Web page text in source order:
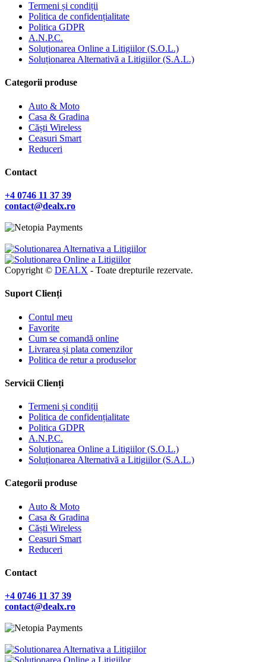
Termeni și condiții
Politica de confidențialitate
Politica GDPR
A.N.P.C.
Soluționarea Online a Litigiilor (S.O.L.)
Soluționarea Alternativă a Litigiilor (S.A.L.)
Categorii produse
Auto & Moto
Casa & Gradina
Căști Wireless
Ceasuri Smart
Reduceri
Contact
+4 0746 11 37 39
contact@dealx.ro
Copyright © DEALX - Toate drepturile rezervate.
Suport Clienți
Contul meu
Favorite
Cum se comandă online
Livrarea și plata comenzilor
Politica de retur a produselor
Servicii Clienți
Termeni și condiții
Politica de confidențialitate
Politica GDPR
A.N.P.C.
Soluționarea Online a Litigiilor (S.O.L.)
Soluționarea Alternativă a Litigiilor (S.A.L.)
Categorii produse
Auto & Moto
Casa & Gradina
Căști Wireless
Ceasuri Smart
Reduceri
Contact
+4 0746 11 37 39
contact@dealx.ro